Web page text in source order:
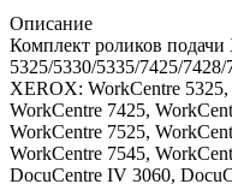
Описание
Комплект роликов
5325/5330/5335/7425/
XEROX: WorkCentre
WorkCentre 7425,
WorkCentre 7525,
WorkCentre 7545,
DocuCentre IV 3060,